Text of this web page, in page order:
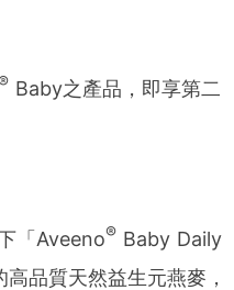
Baby之產品，即享第二
「Aveeno®Baby Daily
品質天然益生元燕麥，